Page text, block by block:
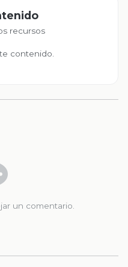
recursos
contenido.
un comentario.